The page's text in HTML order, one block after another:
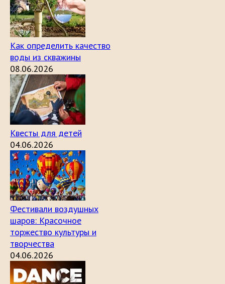
Как определить качество
воды из скважины
08.06.2026
Квесты для детей
04.06.2026
Фестивали воздушных
шаров: Красочное
торжество культуры и
творчества
04.06.2026